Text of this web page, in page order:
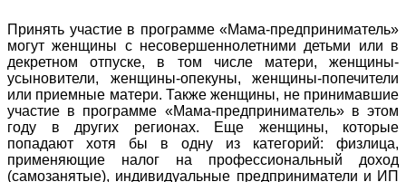
Принять участие в программе «Мама-предприниматель»
могут женщины с несовершеннолетними детьми или в
декретном отпуске, в том числе матери, женщины-
усыновители, женщины-опекуны, женщины-попечители
или приемные матери. Также женщины, не принимавшие
участие в программе «Мама-предприниматель» в этом
году в других регионах. Еще женщины, которые
попадают хотя бы в одну из категорий: физлица,
применяющие налог на профессиональный доход
(самозанятые), индивидуальные предприниматели и ИП